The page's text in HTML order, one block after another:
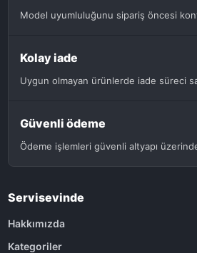
Model uyumluluğunu sipariş öncesi
Kolay iade
Uygun olmayan ürünlerde iade süreci
Güvenli ödeme
Ödeme işlemleri güvenli altyapı
Servisevinde
Hakkımızda
Kategoriler